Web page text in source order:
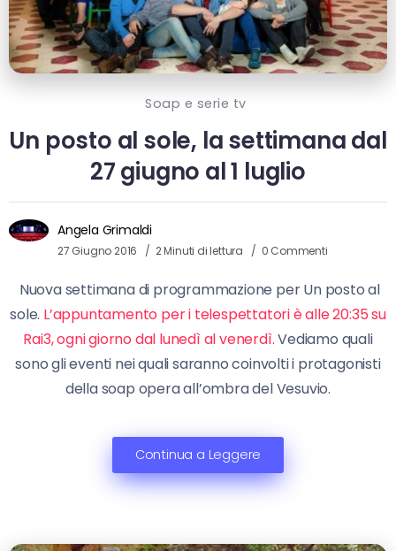
Soap e serie tv
Un posto al sole, la settimana dal
27 giugno al 1 luglio
Angela Grimaldi
27 Giugno 2016 2 Minuti di lettura 0 Commenti
Nuova settimana di programmazione per Un posto al
sole. L’appuntamento per i telespettatori è alle 20:35 su
Rai3, ogni giorno dal lunedì al venerdì.Vediamo quali
sono gli eventi nei quali saranno coinvolti i protagonisti
della soap opera all’ombra del Vesuvio.
Continua a Leggere